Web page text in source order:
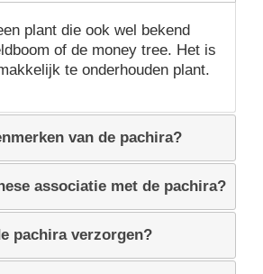
plant die ook wel bekend
of de money tree. Het is
te onderhouden plant.
van de pachira?
associatie met de pachira?
pachira verzorgen?